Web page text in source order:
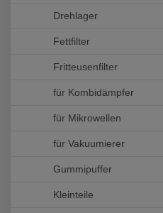
Drehlager
Fettfilter
Fritteusenfilter
für Kombidämpfer
für Mikrowellen
für Vakuumierer
Gummipuffer
Kleinteile